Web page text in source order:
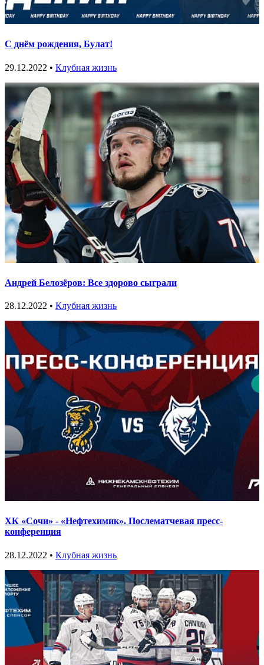
С днём рождения, Булат!
29.12.2022 • Клубная жизнь
Андрей Белозёров: Все здорово сыграли
28.12.2022 • Клубная жизнь
ХК «Сочи» - «Нефтехимик». Послематчевая пресс-
конференция
28.12.2022 • Клубная жизнь